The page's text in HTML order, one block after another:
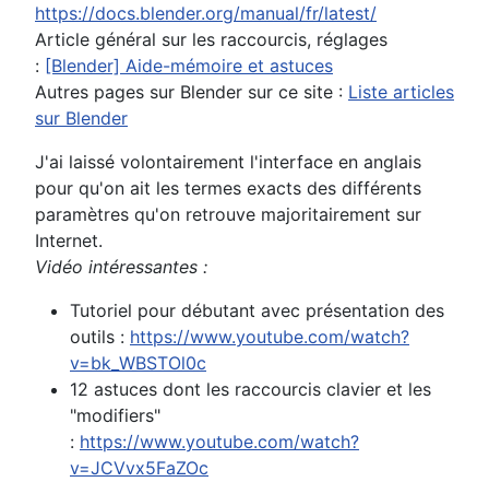
https://docs.blender.org/manual/fr/latest/
Article général sur les raccourcis, réglages
: [Blender] Aide-mémoire et astuces
Autres pages sur Blender sur ce site : Liste articles
sur Blender
J'ai laissé volontairement l'interface en anglais
pour qu'on ait les termes exacts des différents
paramètres qu'on retrouve majoritairement sur
Internet.
Vidéo intéressantes :
Tutoriel pour débutant avec présentation des
outils : https://www.youtube.com/watch?
v=bk_WBSTOl0c
12 astuces dont les raccourcis clavier et les
"modifiers"
: https://www.youtube.com/watch?
v=JCVvx5FaZOc